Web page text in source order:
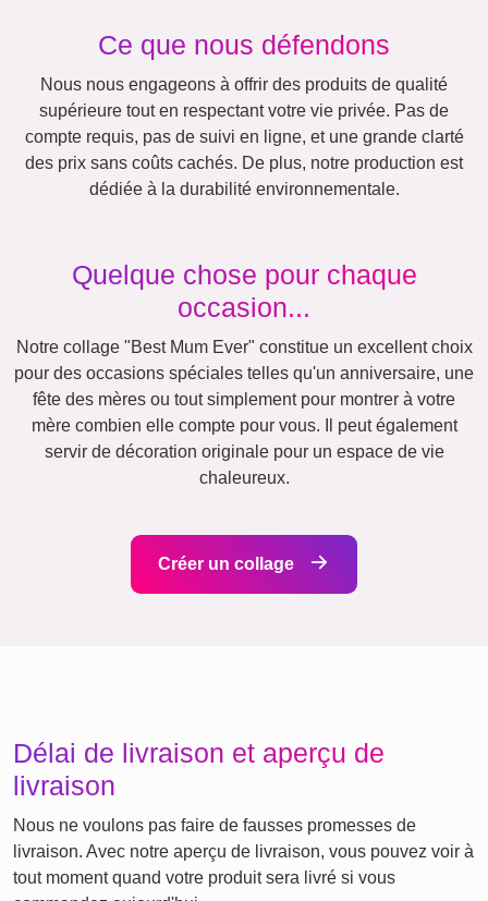
Nature
Cœur
Rétro
Beaucoup !
Équipe